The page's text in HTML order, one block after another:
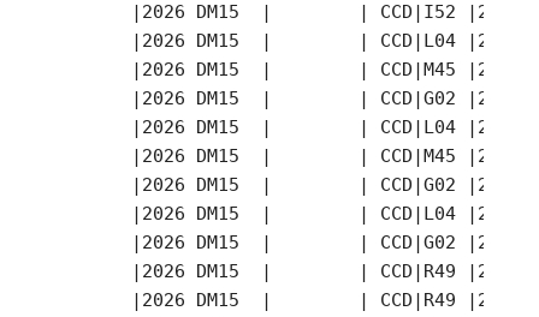
|2026 DM15  |        | CCD|I52
|2026 DM15  |        | CCD|L04
|2026 DM15  |        | CCD|M45
|2026 DM15  |        | CCD|G02
|2026 DM15  |        | CCD|L04
|2026 DM15  |        | CCD|M45
|2026 DM15  |        | CCD|G02
|2026 DM15  |        | CCD|L04
|2026 DM15  |        | CCD|G02
|2026 DM15  |        | CCD|R49
|2026 DM15  |        | CCD|R49